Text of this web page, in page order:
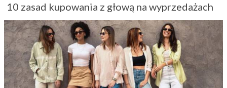
10 zasad kupowania z głową na wyprzedażach